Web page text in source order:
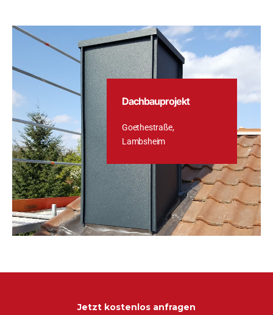
Dachbauprojekt
Goethestraße,
Lambsheim
Jetzt kostenlos anfragen